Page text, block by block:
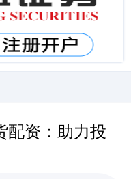
配资：助力投